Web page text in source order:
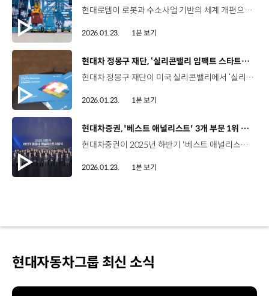
현대로템이 로봇과 수소사업 기반의 체계 개편으로 신사업 리더십 확보에 속도를 냅니다. 구체적으로는 방산과 철도, 플랜트 등 전 사업 영역에 무인화와 AI, 수소에너지 등 차세대 혁신 기술을 접목해 ‘피지컬 AI’ 시대에 대응하기 위한 미래 기술을 강화한다는 구상인데요. 지상·항공우주 핵심 사업의 고도화로 지속가능경영의 토대를 마련할 것으로 기대됩니다. 이를 위해, 현대로템은 로봇수소사업실을 신설하는 등 조직개편을 단행하는데요. 기능 단위로 나뉘어 있던 조직도 사업 중심으로 재편해 조직 운영 효율성을 높이고 대외 변동성에 민첩하게 대응할 계획입니다.
2026.01.23. 1분 보기
[동영상]
현대차 정몽구 재단, ‘실리콘밸리 임팩트 스타트업 데모데이’ 개최
현대차 정몽구 재단이 미국 실리콘밸리에서 ‘실리콘밸리 임팩트 스타트업 데모데이’를 개최했습니다. 이번 행사는 ‘H-온드림 스타트업 그라운드’를 통해 선발된 우수 임팩트 스타트업의 글로벌 무대 진출을 위해 추진됐는데요. 북미 시장 현지 투자자와 스타트업 관계자 70여 명이 참석한 가운데 기후변화, 모빌리티 등의 사회문제를 혁신 기술로 해결하는 스타트업 7개 팀이 피칭을 진행했습니다. 특히, 이번 행사는 미국 현지 벤처캐피탈(VC) ‘허슬펀드(Hustle Fund)’와 공동 주최하여 실질적인 투자 유치 가능성을 높였는데요. 현대차 정몽구 재단은 앞으로도 아시아 및 북미 등 글로벌 거점을 중심으로 K-임팩트 스타트업의 해외 진출 지원을 지속적으로 확대할 계획입니다.
2026.01.23. 1분 보기
[동영상]
현대차증권, '베스트 애널리스트' 3개 부문 1위 선정
현대차증권이 2025년 하반기 '베스트 애널리스트' 3개 부문에서 1위에 선정되며 분석 능력을 인정받았습니다. ‘베스트 애널리스트’는 시장과 산업에 대한 분석 능력 등을 종합 평가해 수상자를 선정하는데요. 매경이코노미가 선정한 ‘베스트 애널리스트’에서는 채권 전문가인 이화진 팀장이 크레디트 부문에서 처음으로 베스트에 등극했고, 김중원 전문상무는 자산배분 부문에서 3년 연속 1위를 차지했습니다. 자동차 부문에서는 장문수 책임매니저가 2024년에 이어 2025년까지 2연패를 달성했습니다. 특히, 장문수 책임매니저는 한경비즈니스가 선정한 ‘베스트 애널리스트’ 자동차·타이어 부문에서도 1위를 차지하며 자동차 산업 분야를 대표하는 간판 애널리스트로서 입지를 굳혔습니다.
2026.01.23. 1분 보기
현대자동차그룹 최신 소식